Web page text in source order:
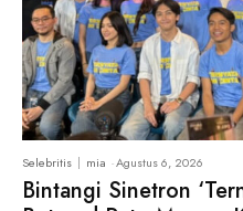
Selebritis mia -Agustus 6, 2026
Bintangi Sinetron